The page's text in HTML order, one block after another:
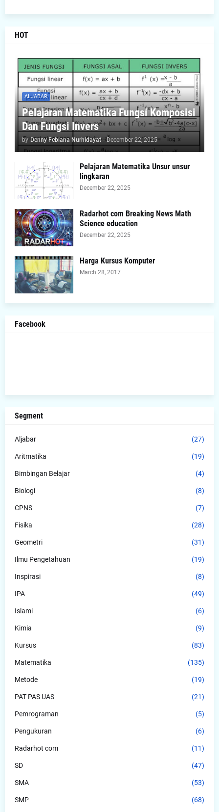
HOT
ALJABAR
Pelajaran Matematika Fungsi Komposisi
Dan Fungsi Invers
by Denny Febiana Nurhidayat - December 22, 2025
Pelajaran Matematika Unsur unsur
lingkaran
December 22, 2025
Radarhot com Breaking News Math
Science education
December 22, 2025
Harga Kursus Komputer
March 28, 2017
Facebook
Segment
Aljabar (27)
Aritmatika (19)
Bimbingan Belajar (4)
Biologi (8)
CPNS (7)
Fisika (28)
Geometri (31)
Ilmu Pengetahuan (19)
Inspirasi (8)
IPA (49)
Islami (6)
Kimia (9)
Kursus (83)
Matematika (135)
Metode (19)
PAT PAS UAS (21)
Pemrograman (5)
Pengukuran (6)
Radarhot com (11)
SD (47)
SMA (53)
SMP (68)